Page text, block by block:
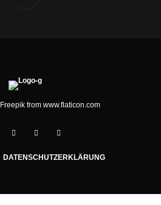
Freepikfrom www.flaticon.com
DATENSCHUTZERKLÄRUNG